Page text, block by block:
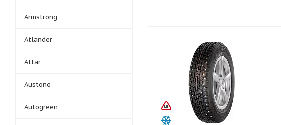
Armstrong
Atlander
Attar
Austone
Autogreen